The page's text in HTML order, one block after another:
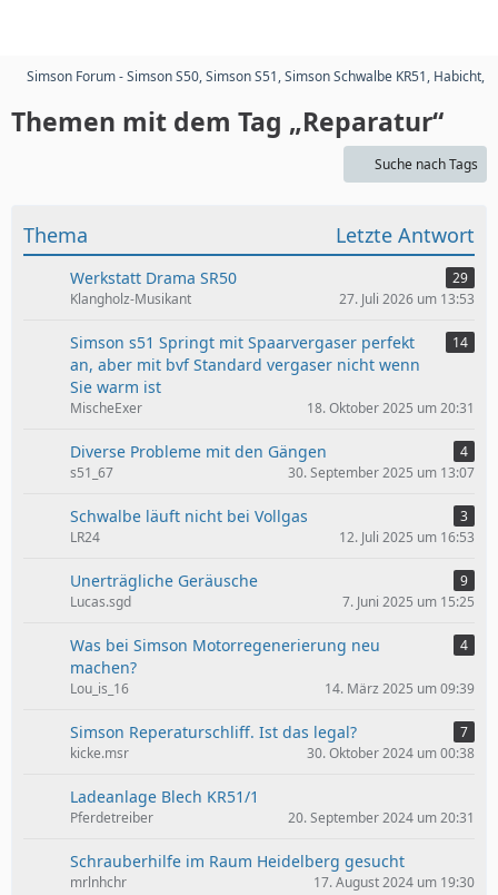
Simson Forum - Simson S50, Simson S51, Simson Schwalbe KR51, Habicht,
Themen mit dem Tag „Reparatur“
Suche nach Tags
Thema Letzte Antwort
Werkstatt Drama SR50
29
Klangholz-Musikant
27. Juli 2026 um 13:53
Simson s51 Springt mit Spaarvergaser perfekt
an, aber mit bvf Standard vergaser nicht wenn
Sie warm ist
14
MischeExer 18. Oktober 2025 um 20:31
Diverse Probleme mit den Gängen
4
s51_67
30. September 2025 um 13:07
Schwalbe läuft nicht bei Vollgas
3
LR24
12. Juli 2025 um 16:53
Unerträgliche Geräusche
9
Lucas.sgd
7. Juni 2025 um 15:25
Was bei Simson Motorregenerierung neu
machen?
4
Lou_is_16 14. März 2025 um 09:39
Simson Reperaturschliff. Ist das legal?
7
kicke.msr
30. Oktober 2024 um 00:38
Ladeanlage Blech KR51/1
Pferdetreiber 20. September 2024 um 20:31
Schrauberhilfe im Raum Heidelberg gesucht
mrlnhchr 17. August 2024 um 19:30